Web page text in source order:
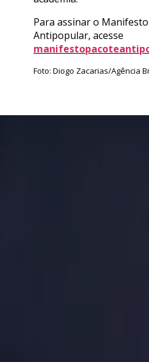
Para assinar o
Antipopular, acesse
Foto: Diogo Zacarias/Agência